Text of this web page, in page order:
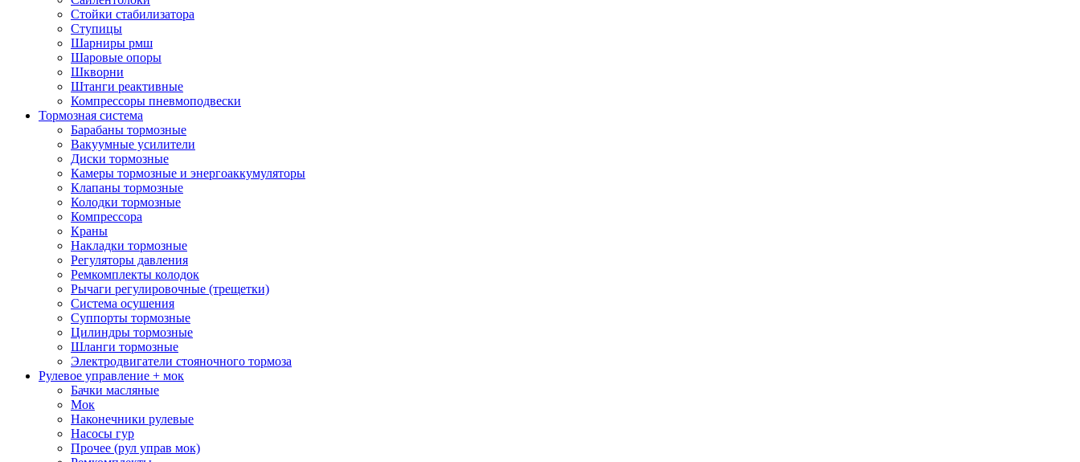
Стойки стабилизатора
Ступицы
Шарниры рмш
Шаровые опоры
Шкворни
Штанги реактивные
Компрессоры пневмоподвески
Тормозная система
Барабаны тормозные
Вакуумные усилители
Диски тормозные
Камеры тормозные и энергоаккумуляторы
Клапаны тормозные
Колодки тормозные
Компрессора
Краны
Накладки тормозные
Регуляторы давления
Ремкомплекты колодок
Рычаги регулировочные (трещетки)
Система осушения
Суппорты тормозные
Цилиндры тормозные
Шланги тормозные
Электродвигатели стояночного тормоза
Рулевое управление + мок
Бачки масляные
Мок
Наконечники рулевые
Насосы гур
Прочее (рул управ мок)